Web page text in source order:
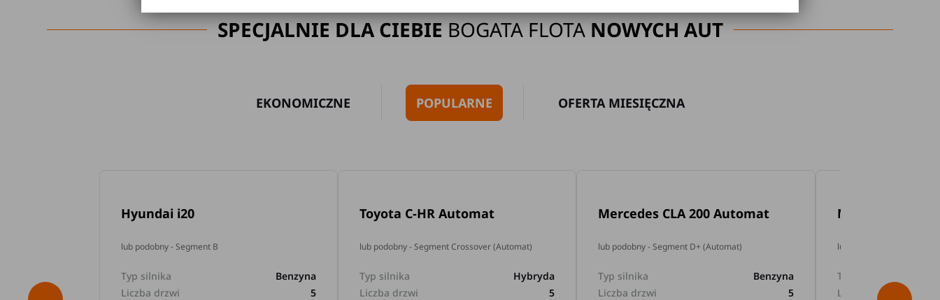
SPECJALNIE DLA CIEBIEBOGATA FLOTANOWYCH AUT
EKONOMICZNE POPULARNE OFERTA MIESIĘCZNA
Hyundai i20
lub podobny - Segment B
Typ silnika
Benzyna
Liczba drzwi
5
Toyota C-HR Automat
lub podobny - Segment Crossover (Automat)
Typ silnika
Hybryda
Liczba drzwi
5
Mercedes CLA 200 Automat
lub podobny - Segment D+ (Automat)
Typ silnika
Benzyna
Liczba drzwi
5
Mercedes GLA
lub podobny - Segment
Typ silnika
Liczba drzwi